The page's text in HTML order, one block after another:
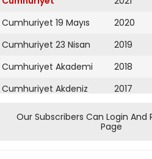
Cumhuriyet 19 Mayıs
Cumhuriyet 23 Nisan
Cumhuriyet Akademi
Cumhuriyet Akdeniz
Cumhuriyet Alışveriş
2020
2019
2018
2017
2016
2015
Our Subscribers Can Login And
Page